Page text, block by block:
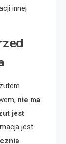
innej
nie ma
jest
jest
.